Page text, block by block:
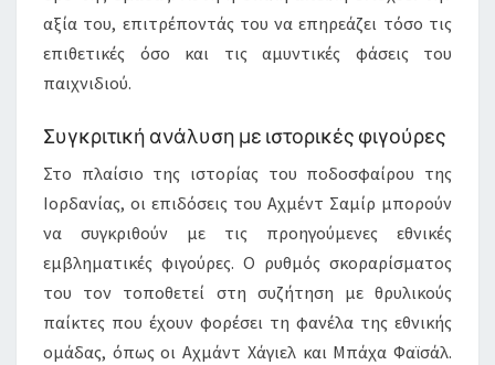
αξία του, επιτρέποντάς του να επηρεάζει τόσο τις
επιθετικές όσο και τις αμυντικές φάσεις του
παιχνιδιού.
Συγκριτική ανάλυση με ιστορικές φιγούρες
Στο πλαίσιο της ιστορίας του ποδοσφαίρου της
Ιορδανίας, οι επιδόσεις του Αχμέντ Σαμίρ μπορούν
να συγκριθούν με τις προηγούμενες εθνικές
εμβληματικές φιγούρες. Ο ρυθμός σκοραρίσματος
του τον τοποθετεί στη συζήτηση με θρυλικούς
παίκτες που έχουν φορέσει τη φανέλα της εθνικής
ομάδας, όπως οι Αχμάντ Χάγιελ και Μπάχα Φαϊσάλ.